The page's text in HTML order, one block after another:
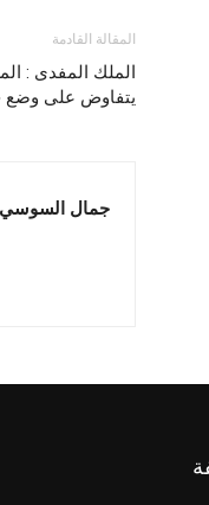
المقالة القادمة
الملك المفدى :
يتفاوض على وضع
جمال السوسي